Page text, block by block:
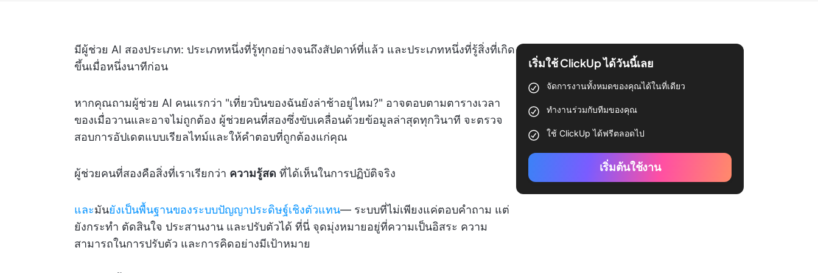
มีผู้ช่วย AI สองประเภท: ประเภทหนึ่งที่รู้ทุกอย่างจนถึงสัปดาห์ที่แล้ว และประเภทหนึ่งที่รู้สิ่งที่เกิด
ขึ้นเมื่อหนึ่งนาทีก่อน
หากคุณถามผู้ช่วย AI คนแรกว่า "เที่ยวบินของฉันยังล่าช้าอยู่ไหม?" อาจตอบตามตารางเวลา
ของเมื่อวานและอาจไม่ถูกต้อง ผู้ช่วยคนที่สองซึ่งขับเคลื่อนด้วยข้อมูลล่าสุดทุกวินาที จะตรวจ
สอบการอัปเดตแบบเรียลไทม์และให้คำตอบที่ถูกต้องแก่คุณ
ผู้ช่วยคนที่สองคือสิ่งที่เราเรียกว่า ความรู้สด ที่ได้เห็นในการปฏิบัติจริง
และมันยังเป็นพื้นฐานของระบบปัญญาประดิษฐ์เชิงตัวแทน— ระบบที่ไม่เพียงแค่ตอบคำถาม แต่
ยังกระทำ ตัดสินใจ ประสานงาน และปรับตัวได้ ที่นี่ จุดมุ่งหมายอยู่ที่ความเป็นอิสระ ความ
สามารถในการปรับตัว และการคิดอย่างมีเป้าหมาย
เริ่มใช้ ClickUp ได้วันนี้เลย
จัดการงานทั้งหมดของคุณได้ในที่เดียว
ทำงานร่วมกับทีมของคุณ
ใช้ ClickUp ได้ฟรีตลอดไป
เริ่มต้นใช้งาน